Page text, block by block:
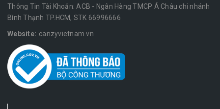
Thông Tin Tài Khoản: ACB - Ngân Hàng TMCP Á Châu chi nhánh
Bình Thạnh TP.HCM, STK 66996666
Website: canzyvietnam.vn